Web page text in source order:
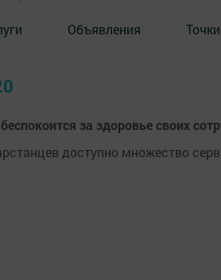
Объявления
за здоровье своих
доступно множество